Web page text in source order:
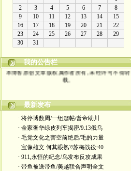
我的公告栏
本博客原创文章版权属作者所有, 未经许可不得转
载。
最新发布
· 将停博数周/一组趣帖/普帝助川
· 金家奢华绿皮列车揭密/9.13俄乌
· 毛党文化之害空前绝后/毛的力量
· 宝像雄文 何其眼熟?/苏梅战役:40
· 911,永恒的纪念/乌发布反攻成果
· 带鱼被送带鱼/美越联合声明全文